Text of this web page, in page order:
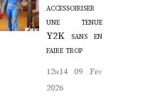
accessoiriser
une tenue
Y2K sans en
faire trop
12h14
09 Fév
2026